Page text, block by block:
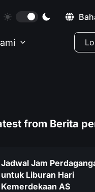
from Berita
Jadwal Jam
untuk Liburan Hari
Kemerdekaan AS